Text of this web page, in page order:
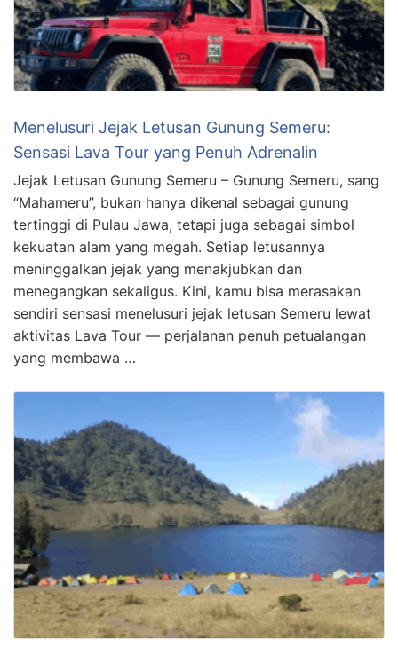
Menelusuri Jejak Letusan Gunung Semeru:
Sensasi Lava Tour yang Penuh Adrenalin
Jejak Letusan Gunung Semeru – Gunung Semeru, sang
“Mahameru”, bukan hanya dikenal sebagai gunung
tertinggi di Pulau Jawa, tetapi juga sebagai simbol
kekuatan alam yang megah. Setiap letusannya
meninggalkan jejak yang menakjubkan dan
menegangkan sekaligus. Kini, kamu bisa merasakan
sendiri sensasi menelusuri jejak letusan Semeru lewat
aktivitas Lava Tour — perjalanan penuh petualangan
yang membawa …